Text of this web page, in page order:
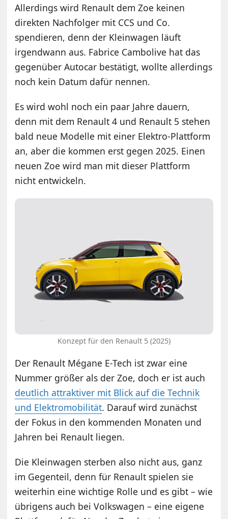
Allerdings wird Renault dem Zoe keinen
direkten Nachfolger mit CCS und Co.
spendieren, denn der Kleinwagen läuft
irgendwann aus. Fabrice Cambolive hat das
gegenüber Autocar bestätigt, wollte allerdings
noch kein Datum dafür nennen.
Es wird wohl noch ein paar Jahre dauern,
denn mit dem Renault 4 und Renault 5 stehen
bald neue Modelle mit einer Elektro-Plattform
an, aber die kommen erst gegen 2025. Einen
neuen Zoe wird man mit dieser Plattform
nicht entwickeln.
Konzept für den Renault 5 (2025)
Der Renault Mégane E-Tech ist zwar eine
Nummer größer als der Zoe, doch er ist auch
deutlich attraktiver mit Blick auf die Technik
und Elektromobilität. Darauf wird zunächst
der Fokus in den kommenden Monaten und
Jahren bei Renault liegen.
Die Kleinwagen sterben also nicht aus, ganz
im Gegenteil, denn für Renault spielen sie
weiterhin eine wichtige Rolle und es gibt – wie
übrigens auch bei Volkswagen – eine eigene